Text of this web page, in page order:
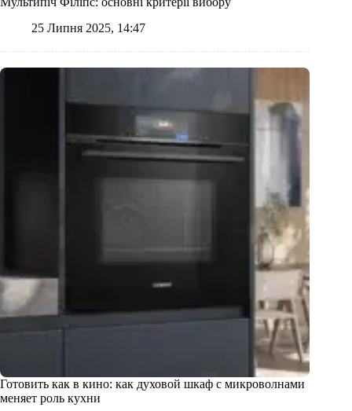
25 Липня 2025, 14:47
Готовить как в кино: как духовой шкаф с микроволнами
меняет роль кухни